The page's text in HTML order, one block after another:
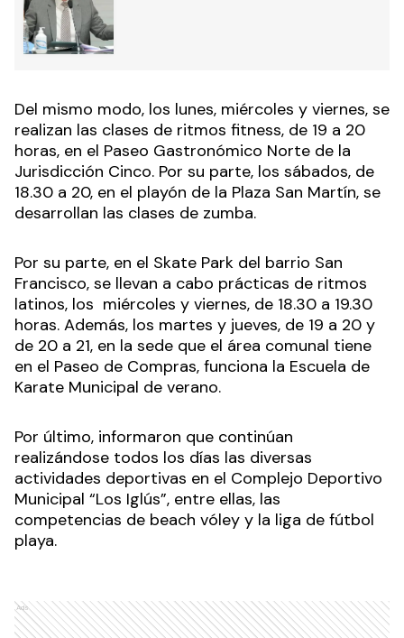
Del mismo modo, los lunes, miércoles y viernes, se
realizan las clases de ritmos fitness, de 19 a 20
horas, en el Paseo Gastronómico Norte de la
Jurisdicción Cinco. Por su parte, los sábados, de
18.30 a 20, en el playón de la Plaza San Martín, se
desarrollan las clases de zumba.
Por su parte, en el Skate Park del barrio San
Francisco, se llevan a cabo prácticas de ritmos
latinos, los miércoles y viernes, de 18.30 a 19.30
horas. Además, los martes y jueves, de 19 a 20 y
de 20 a 21, en la sede que el área comunal tiene
en el Paseo de Compras, funciona la Escuela de
Karate Municipal de verano.
Por último, informaron que continúan
realizándose todos los días las diversas
actividades deportivas en el Complejo Deportivo
Municipal “Los Iglús”, entre ellas, las
competencias de beach vóley y la liga de fútbol
playa.
Ads